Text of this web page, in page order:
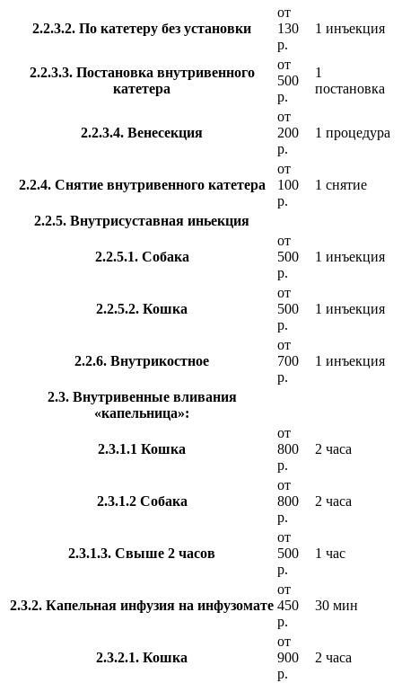
2.2.3.2. По катетеру без установки
от
130
р.
1 инъекция
2.2.3.3. Постановка внутривенного
катетера
от
500
р.
1
постановка
2.2.3.4. Венесекция
от
200
р.
1 процедура
2.2.4. Снятие внутривенного катетера
от
100
р.
1 снятие
2.2.5. Внутрисуставная иньекция
2.2.5.1. Собака
от
500
р.
1 инъекция
2.2.5.2. Кошка
от
500
р.
1 инъекция
2.2.6. Внутрикостное
от
700
р.
1 инъекция
2.3. Внутривенные вливания
«капельница»:
2.3.1.1 Кошка
от
800
р.
2 часа
2.3.1.2 Собака
от
800
р.
2 часа
2.3.1.3. Свыше 2 часов
от
500
р.
1 час
2.3.2. Капельная инфузия на инфузомате
от
450
р.
30 мин
2.3.2.1. Кошка
от
900
р.
2 часа